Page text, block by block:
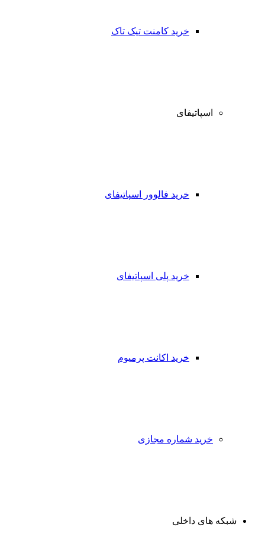
خرید کامنت تیک تاک
اسپاتیفای
خرید فالوور اسپاتیفای
خرید پلی اسپاتیفای
خرید اکانت پرمیوم
خرید شماره مجازی
شبکه های داخلی